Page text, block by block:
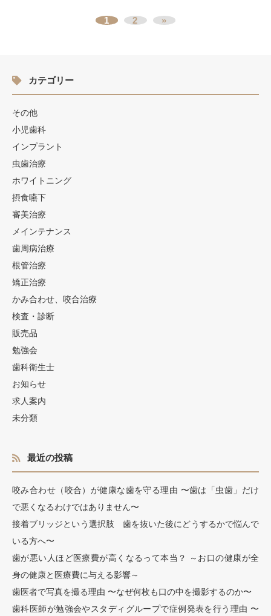
1 2 »
カテゴリー
その他
小児歯科
インプラント
虫歯治療
ホワイトニング
摂食嚥下
審美治療
メインテナンス
歯周病治療
根管治療
矯正治療
かみ合わせ、咬合治療
検査・診断
販売品
勉強会
歯科衛生士
お知らせ
求人案内
未分類
最近の投稿
咬み合わせ（咬合）が健康な歯を守る理由 〜歯は「虫歯」だけ
で悪くなるわけではありません〜
接着ブリッジという選択肢 歯を抜いた後にどうするかで悩んで
いる方へ〜
歯が悪い人ほど医療費が高くなるって本当？ ～お口の健康が全
身の健康と医療費に与える影響～
歯医者で写真を撮る理由 〜なぜ何枚も口の中を撮影するのか〜
歯科医師が勉強会やスタディグループで症例発表を行う理由 〜